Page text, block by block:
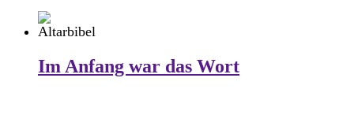
Im Anfang war das Wort